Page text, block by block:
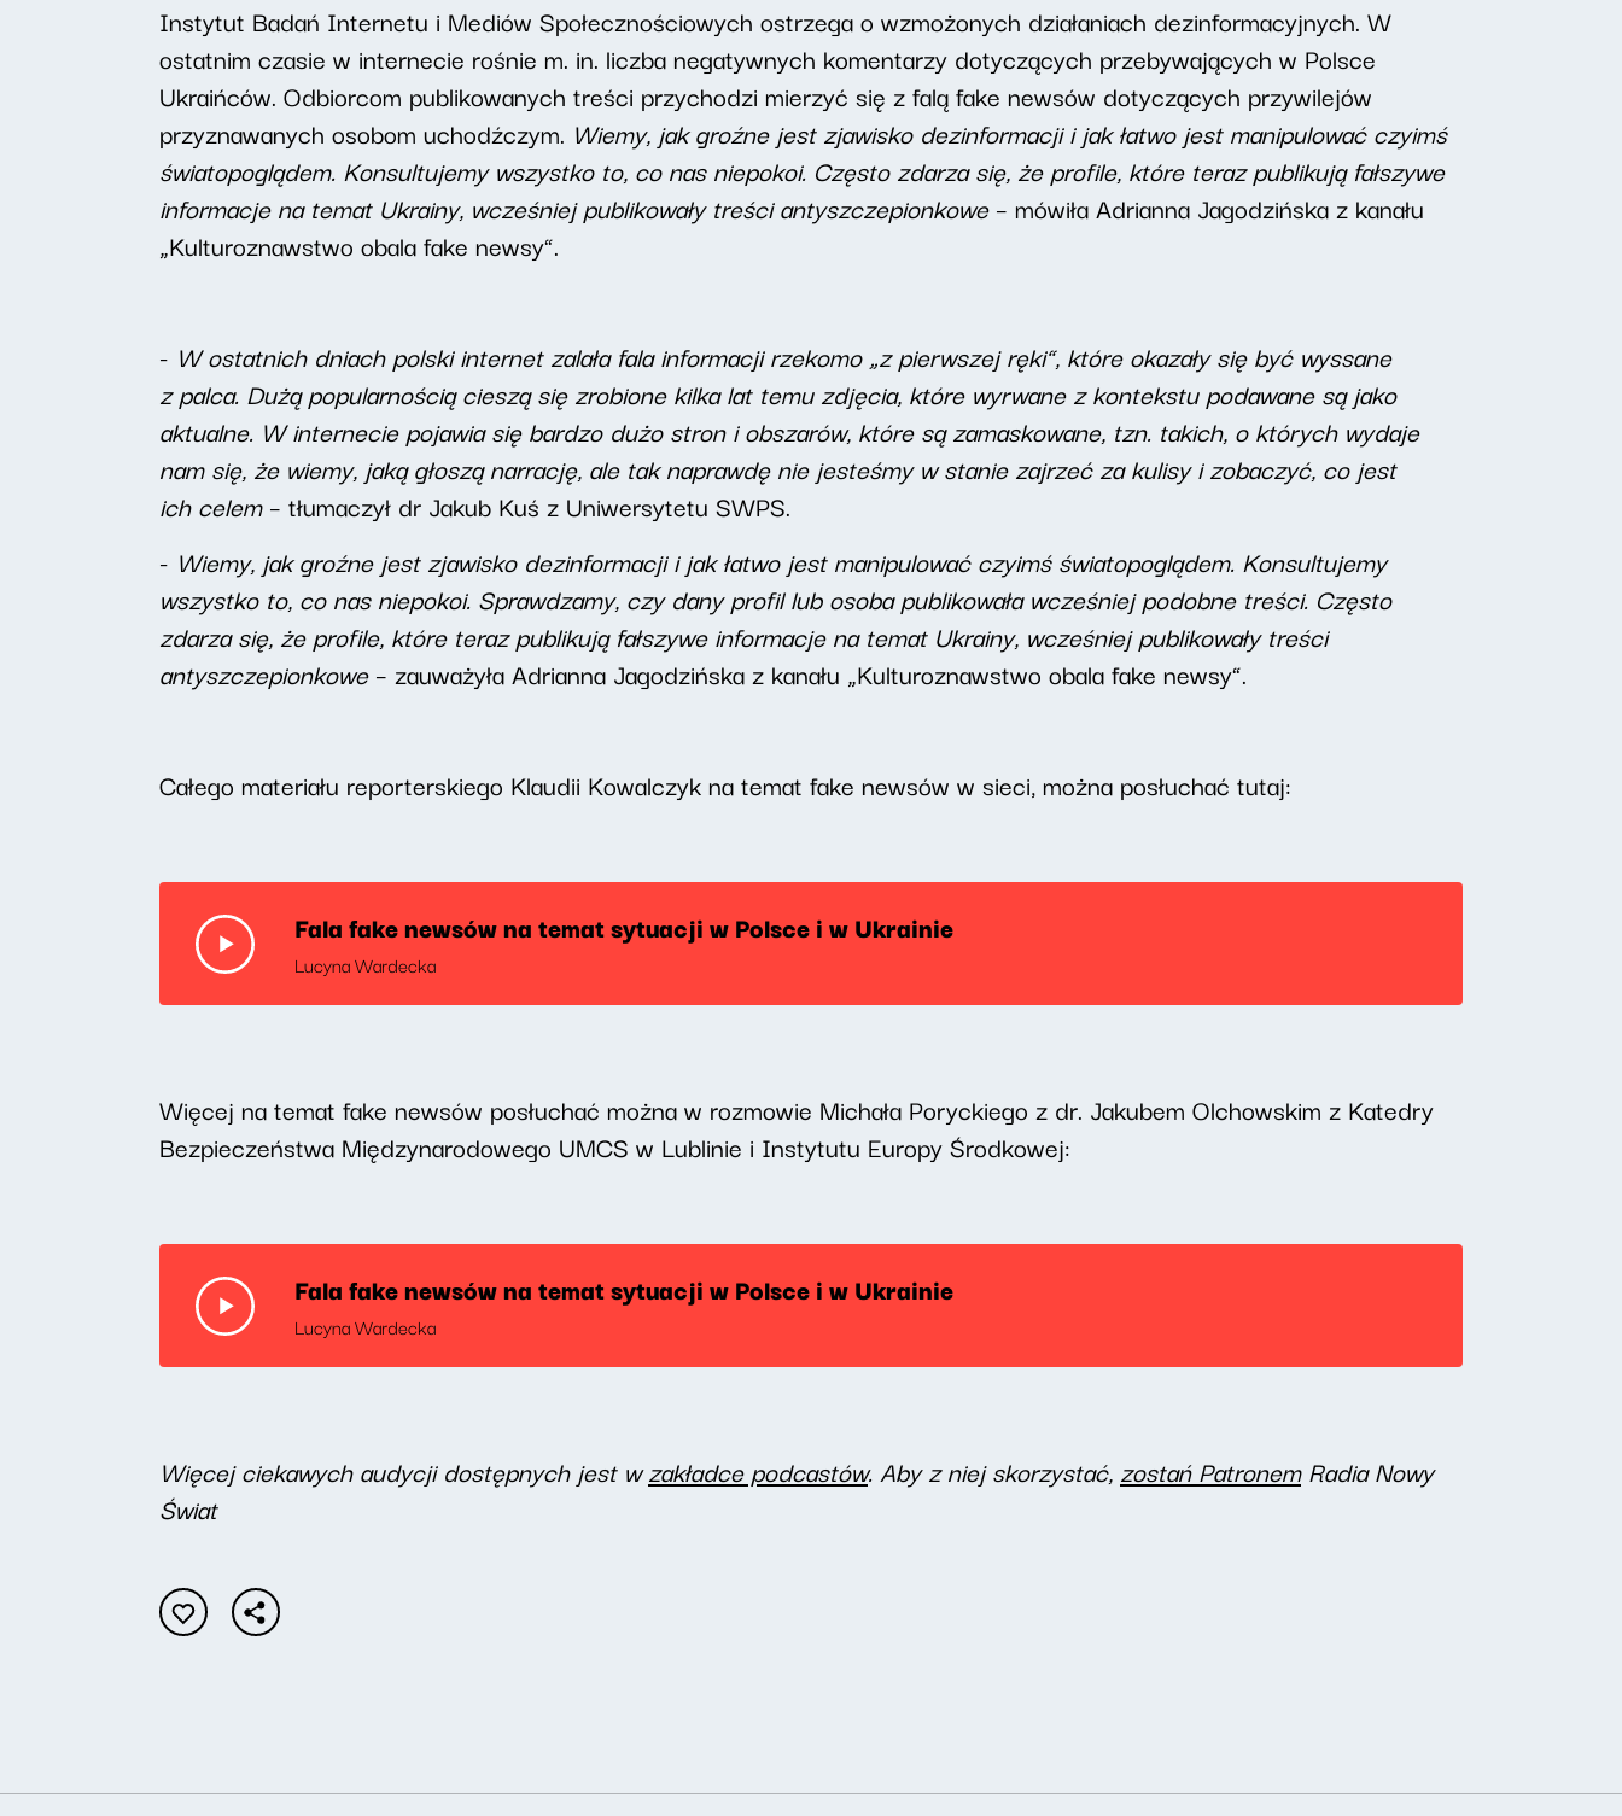
Instytut Badań Internetu i Mediów Społecznościowych ostrzega o wzmożonych działaniach dezinformacyjnych. W
ostatnim czasie w internecie rośnie m. in. liczba negatywnych komentarzy dotyczących przebywających w Polsce
Ukraińców. Odbiorcom publikowanych treści przychodzi mierzyć się z falą fake newsów dotyczących przywilejów
przyznawanych osobom uchodźczym. Wiemy, jak groźne jest zjawisko dezinformacji i jak łatwo jest manipulować czyimś
światopoglądem. Konsultujemy wszystko to, co nas niepokoi. Często zdarza się, że profile, które teraz publikują fałszywe
informacje na temat Ukrainy, wcześniej publikowały treści antyszczepionkowe– mówiła Adrianna Jagodzińska z kanału
„Kulturoznawstwo obala fake newsy”.
- W ostatnich dniach polski internet zalała fala informacji rzekomo „z pierwszej ręki”, które okazały się być wyssane
z palca. Dużą popularnością cieszą się zrobione kilka lat temu zdjęcia, które wyrwane z kontekstu podawane są jako
aktualne. W internecie pojawia się bardzo dużo stron i obszarów, które są zamaskowane, tzn. takich, o których wydaje
nam się, że wiemy, jaką głoszą narrację, ale tak naprawdę nie jesteśmy w stanie zajrzeć za kulisy i zobaczyć, co jest
ich celem– tłumaczył dr Jakub Kuś z Uniwersytetu SWPS.
- Wiemy, jak groźne jest zjawisko dezinformacji i jak łatwo jest manipulować czyimś światopoglądem. Konsultujemy
wszystko to, co nas niepokoi. Sprawdzamy, czy dany profil lub osoba publikowała wcześniej podobne treści. Często
zdarza się, że profile, które teraz publikują fałszywe informacje na temat Ukrainy, wcześniej publikowały treści
antyszczepionkowe– zauważyła Adrianna Jagodzińska z kanału „Kulturoznawstwo obala fake newsy”.
Całego materiału reporterskiego Klaudii Kowalczyk na temat fake newsów w sieci, można posłuchać tutaj:
Fala fake newsów na temat sytuacji w Polsce i w Ukrainie
Lucyna Wardecka
Więcej na temat fake newsów posłuchać można w rozmowie Michała Poryckiego z dr. Jakubem Olchowskim z Katedry
Bezpieczeństwa Międzynarodowego UMCS w Lublinie i Instytutu Europy Środkowej:
Fala fake newsów na temat sytuacji w Polsce i w Ukrainie
Lucyna Wardecka
Więcej ciekawych audycji dostępnych jest wzakładce podcastów. Aby z niej skorzystać, zostań PatronemRadia Nowy
Świat